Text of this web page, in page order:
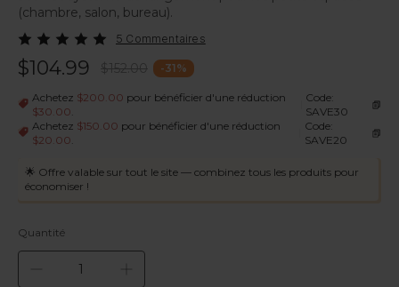
(chambre, salon, bureau).
5 Commentaires
-31%
$104.99 $152.00
Achetez $200.00 pour bénéficier d'une réduction
$30.00.
Code:
SAVE30
Achetez $150.00 pour bénéficier d'une réduction
$20.00.
Code:
SAVE20
🌟 Offre valable sur tout le site — combinez tous les produits pour
économiser !
Quantité